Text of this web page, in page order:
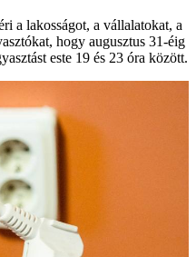
a lakosságot, a vállalatokat, a
hogy augusztus 31-éig
este 19 és 23 óra között.